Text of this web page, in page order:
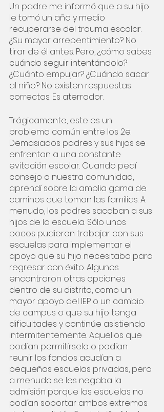
Un padre me informó que a su hijo
le tomó un año y medio
recuperarse del trauma escolar.
¿Su mayor arrepentimiento? No
tirar de él antes. Pero, ¿cómo sabes
cuándo seguir intentándolo?
¿Cuánto empujar? ¿Cuándo sacar
al niño? No existen respuestas
correctas. Es aterrador.
Trágicamente, este es un
problema común entre los 2e.
Demasiados padres y sus hijos se
enfrentan a una constante
evitación escolar. Cuando pedí
consejo a nuestra comunidad,
aprendí sobre la amplia gama de
caminos que toman las familias. A
menudo, los padres sacaban a sus
hijos de la escuela. Sólo unos
pocos pudieron trabajar con sus
escuelas para implementar el
apoyo que su hijo necesitaba para
regresar con éxito. Algunos
encontraron otras opciones
dentro de su distrito, como un
mayor apoyo del IEP o un cambio
de campus o que su hijo tenga
dificultades y continúe asistiendo
intermitentemente. Aquellos que
podían permitírselo o podían
reunir los fondos acudían a
pequeñas escuelas privadas, pero
a menudo se les negaba la
admisión porque las escuelas no
podían soportar ambos extremos